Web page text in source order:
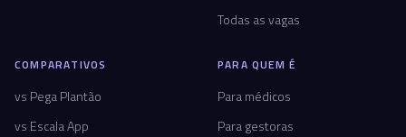
Todas as vagas
COMPARATIVOS
vs Pega Plantão
vs Escala App
PARA QUEM É
Para médicos
Para gestoras